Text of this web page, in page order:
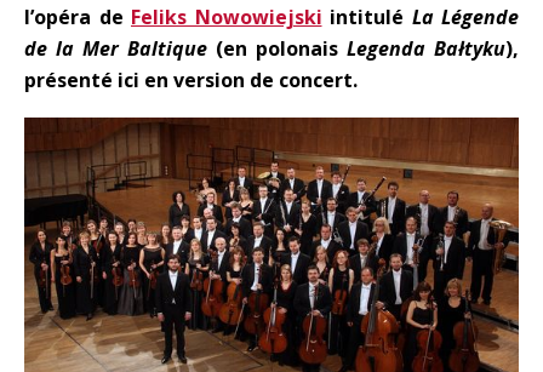
l’opéra de Feliks Nowowiejski intitulé La Légende
de la Mer Baltique (en polonais Legenda Bałtyku),
présenté ici en version de concert.